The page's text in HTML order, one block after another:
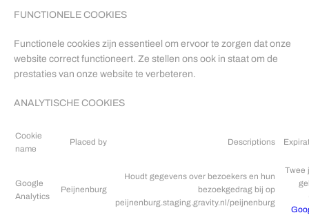
FUNCTIONELE COOKIES
Functionele cookies zijn essentieel om ervoor te zorgen dat onze
website correct functioneert. Ze stellen ons ook in staat om de
prestaties van onze website te verbeteren.
ANALYTISCHE COOKIES
Cookie
name
Placed by Descriptions
Google
Analytics
Peijnenburg
Houdt gegevens over bezoekers en hun
bezoekgedrag bij op
peijnenburg.staging.gravity.nl/peijnenburg
Twee